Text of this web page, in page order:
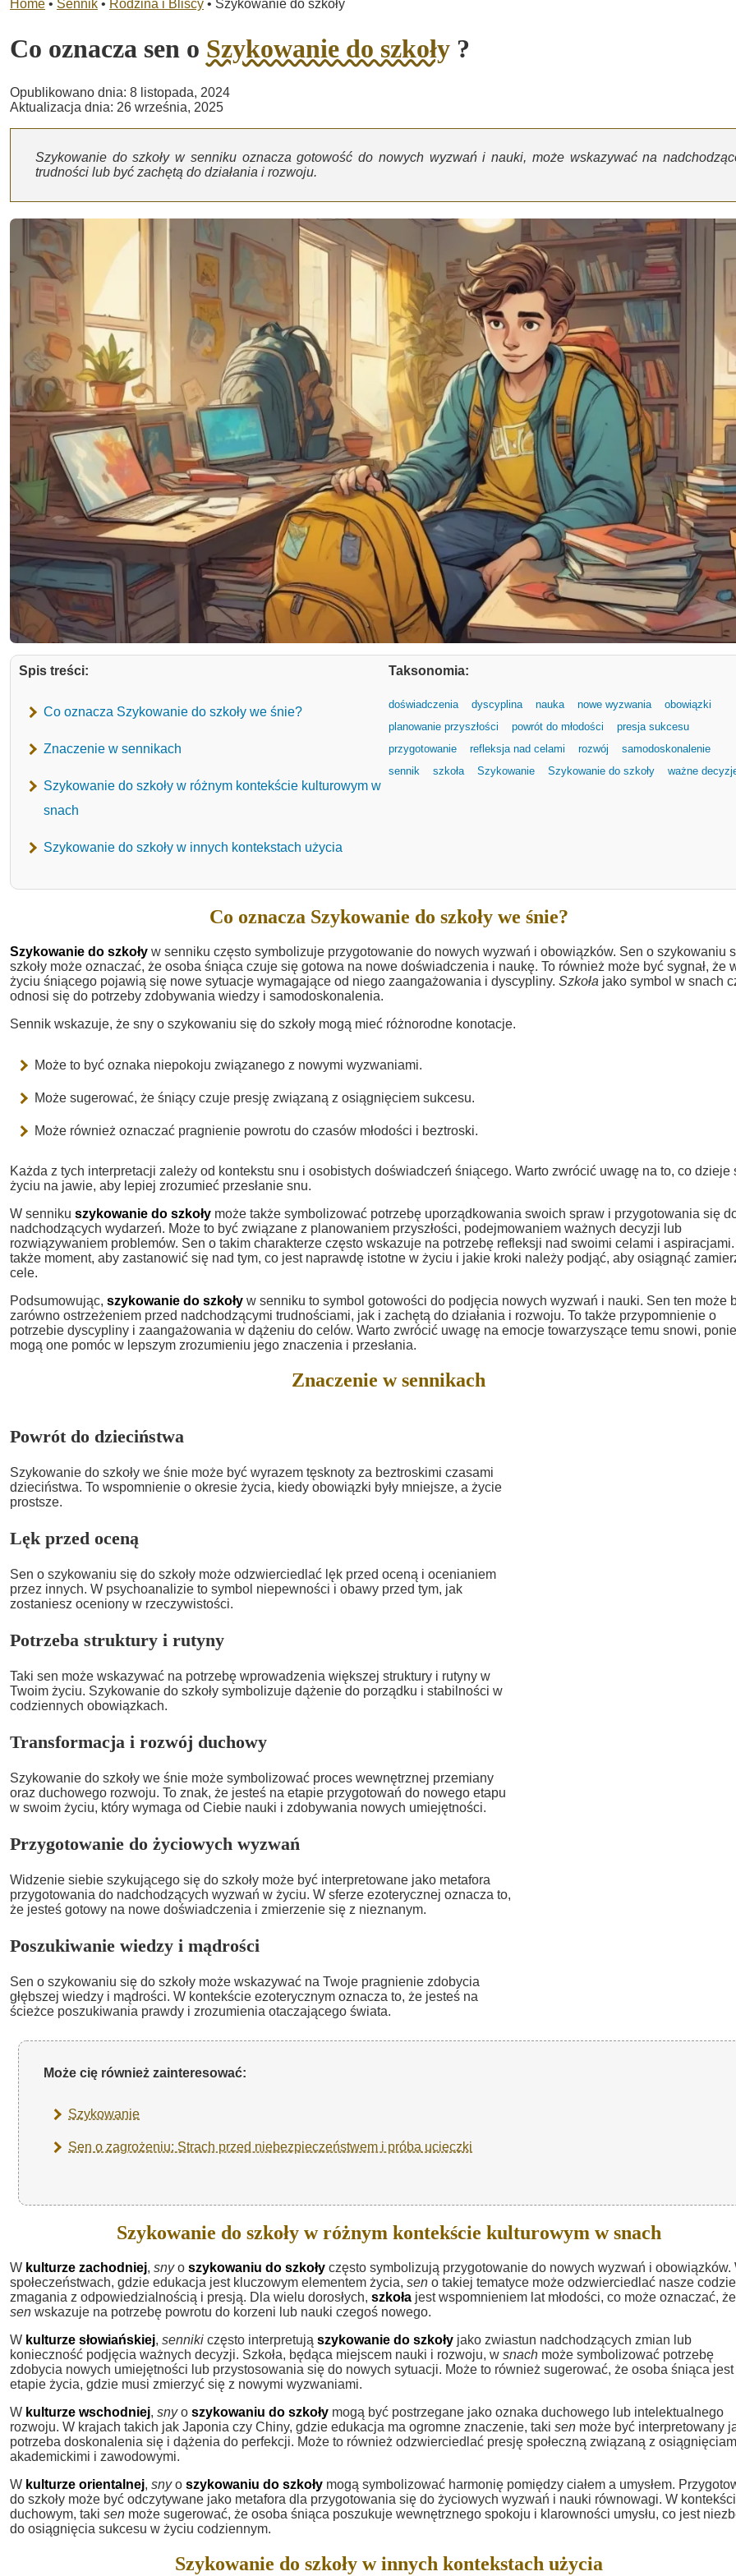
Home • Sennik • Rodzina i Bliscy • Szykowanie do szkoły
Co oznacza sen o Szykowanie do szkoły ?
Opublikowano dnia: 8 listopada, 2024
Aktualizacja dnia: 26 września, 2025
Szykowanie do szkoły w senniku oznacza gotowość do nowych wyzwań i nauki, może wskazywać na
trudności lub być zachętą do działania i rozwoju.
Spis treści:
Co oznacza Szykowanie do szkoły we śnie?
Znaczenie w sennikach
Szykowanie do szkoły w różnym kontekście kulturowym w
snach
Szykowanie do szkoły w innych kontekstach użycia
Taksonomia:
doświadczenia dyscyplina nauka nowe wyzwania
obowiązki
planowanie przyszłości
powrót do młodości
presja sukcesu
przygotowanie
refleksja nad celami rozwój
samodoskonalenie
sennik
szkoła Szykowanie Szykowanie do szkoły ważne
Co oznacza Szykowanie do szkoły we śnie?
Szykowanie do szkoły w senniku często symbolizuje przygotowanie do nowych wyzwań i obowiązków. Sen o szykowaniu
szkoły może oznaczać, że osoba śniąca czuje się gotowa na nowe doświadczenia i naukę. To również może być sygnał, że
życiu śniącego pojawią się nowe sytuacje wymagające od niego zaangażowania i dyscypliny. Szkoła jako symbol w snach
odnosi się do potrzeby zdobywania wiedzy i samodoskonalenia.
Sennik wskazuje, że sny o szykowaniu się do szkoły mogą mieć różnorodne konotacje.
Może to być oznaka niepokoju związanego z nowymi wyzwaniami.
Może sugerować, że śniący czuje presję związaną z osiągnięciem sukcesu.
Może również oznaczać pragnienie powrotu do czasów młodości i beztroski.
Każda z tych interpretacji zależy od kontekstu snu i osobistych doświadczeń śniącego. Warto zwrócić uwagę na to, co dzieje
życiu na jawie, aby lepiej zrozumieć przesłanie snu.
W senniku szykowanie do szkoły może także symbolizować potrzebę uporządkowania swoich spraw i przygotowania się
nadchodzących wydarzeń. Może to być związane z planowaniem przyszłości, podejmowaniem ważnych decyzji lub
rozwiązywaniem problemów. Sen o takim charakterze często wskazuje na potrzebę refleksji nad swoimi celami i aspiracjami.
także moment, aby zastanowić się nad tym, co jest naprawdę istotne w życiu i jakie kroki należy podjąć, aby osiągnąć
cele.
Podsumowując, szykowanie do szkoły w senniku to symbol gotowości do podjęcia nowych wyzwań i nauki. Sen ten może
zarówno ostrzeżeniem przed nadchodzącymi trudnościami, jak i zachętą do działania i rozwoju. To także przypomnienie o
potrzebie dyscypliny i zaangażowania w dążeniu do celów. Warto zwrócić uwagę na emocje towarzyszące temu snowi,
mogą one pomóc w lepszym zrozumieniu jego znaczenia i przesłania.
Znaczenie w sennikach
Powrót do dzieciństwa
Szykowanie do szkoły we śnie może być wyrazem tęsknoty za beztroskimi czasami
dzieciństwa. To wspomnienie o okresie życia, kiedy obowiązki były mniejsze, a życie
prostsze.
Lęk przed oceną
Sen o szykowaniu się do szkoły może odzwierciedlać lęk przed oceną i ocenianiem
przez innych. W psychoanalizie to symbol niepewności i obawy przed tym, jak
zostaniesz oceniony w rzeczywistości.
Potrzeba struktury i rutyny
Taki sen może wskazywać na potrzebę wprowadzenia większej struktury i rutyny w
Twoim życiu. Szykowanie do szkoły symbolizuje dążenie do porządku i stabilności w
codziennych obowiązkach.
Transformacja i rozwój duchowy
Szykowanie do szkoły we śnie może symbolizować proces wewnętrznej przemiany
oraz duchowego rozwoju. To znak, że jesteś na etapie przygotowań do nowego etapu
w swoim życiu, który wymaga od Ciebie nauki i zdobywania nowych umiejętności.
Przygotowanie do życiowych wyzwań
Widzenie siebie szykującego się do szkoły może być interpretowane jako metafora
przygotowania do nadchodzących wyzwań w życiu. W sferze ezoterycznej oznacza to,
że jesteś gotowy na nowe doświadczenia i zmierzenie się z nieznanym.
Poszukiwanie wiedzy i mądrości
Sen o szykowaniu się do szkoły może wskazywać na Twoje pragnienie zdobycia
głębszej wiedzy i mądrości. W kontekście ezoterycznym oznacza to, że jesteś na
ścieżce poszukiwania prawdy i zrozumienia otaczającego świata.
Może cię również zainteresować:
Szykowanie
Sen o zagrożeniu: Strach przed niebezpieczeństwem i próba ucieczki
Szykowanie do szkoły w różnym kontekście kulturowym w snach
W kulturze zachodniej, snyo szykowaniu do szkoły często symbolizują przygotowanie do nowych wyzwań i obowiązków.
społeczeństwach, gdzie edukacja jest kluczowym elementem życia, sen o takiej tematyce może odzwierciedlać nasze
zmagania z odpowiedzialnością i presją. Dla wielu dorosłych, szkoła jest wspomnieniem lat młodości, co może oznaczać,
sen wskazuje na potrzebę powrotu do korzeni lub nauki czegoś nowego.
W kulturze słowiańskiej, senniki często interpretują szykowanie do szkoły jako zwiastun nadchodzących zmian lub
konieczność podjęcia ważnych decyzji. Szkoła, będąca miejscem nauki i rozwoju, w snach może symbolizować potrzebę
zdobycia nowych umiejętności lub przystosowania się do nowych sytuacji. Może to również sugerować, że osoba śniąca jest
etapie życia, gdzie musi zmierzyć się z nowymi wyzwaniami.
W kulturze wschodniej, snyo szykowaniu do szkoły mogą być postrzegane jako oznaka duchowego lub intelektualnego
rozwoju. W krajach takich jak Japonia czy Chiny, gdzie edukacja ma ogromne znaczenie, taki sen może być interpretowany
potrzeba doskonalenia się i dążenia do perfekcji. Może to również odzwierciedlać presję społeczną związaną z
akademickimi i zawodowymi.
W kulturze orientalnej, snyo szykowaniu do szkoły mogą symbolizować harmonię pomiędzy ciałem a umysłem.
do szkoły może być odczytywane jako metafora dla przygotowania się do życiowych wyzwań i nauki równowagi. W
duchowym, taki sen może sugerować, że osoba śniąca poszukuje wewnętrznego spokoju i klarowności umysłu, co jest
do osiągnięcia sukcesu w życiu codziennym.
Szykowanie do szkoły w innych kontekstach użycia